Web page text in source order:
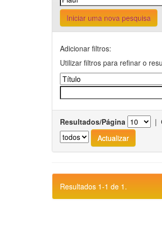
Iniciar uma nova pesquisa
Adicionar filtros:
Utilizar filtros para refinar o
Resultados/Página |
Resultados 1-1 de 1.